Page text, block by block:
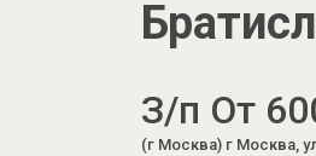
З/п От
(г Москва) г Москва,